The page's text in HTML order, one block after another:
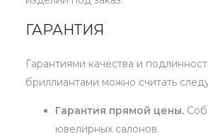
ГАРАНТИЯ
Гарантиями качества и
бриллиантами можно считать
Гарантия прямой цены.
ювелирных салонов.